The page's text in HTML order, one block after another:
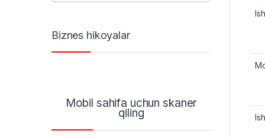
Biznes hikoyalar
Mobil sahifa uchun skaner
qiling